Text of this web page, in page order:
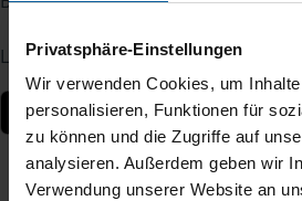
Privatsphäre-Einstellungen
Wir verwenden Cookies, um
personalisieren, Funktionen für
zu können und die Zugriffe auf
analysieren. Außerdem geben wir
Verwendung unserer Website an
Laden Sie die App kostenlos